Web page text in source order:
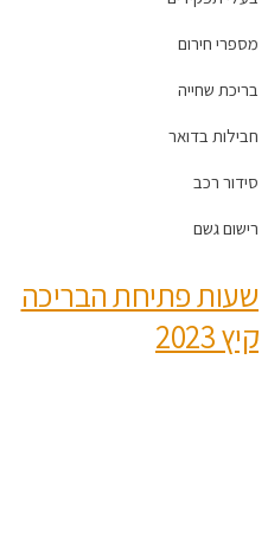
מספרי חירום
בריכת שחייה
חבילות בדואר
סידור רכב
רישום גשם
שעות פתיחת הבריכה
קיץ 2023